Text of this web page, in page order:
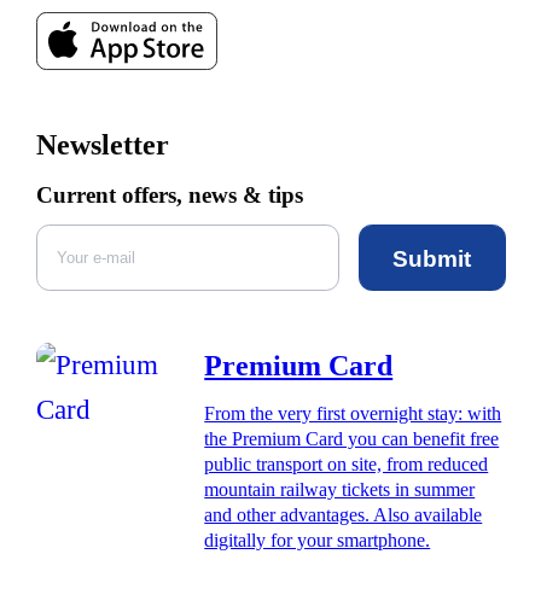
Newsletter
Current offers, news & tips
Submit
Premium Card
From the very first overnight stay: with
the Premium Card you can benefit free
public transport on site, from reduced
mountain railway tickets in summer
and other advantages. Also available
digitally for your smartphone.